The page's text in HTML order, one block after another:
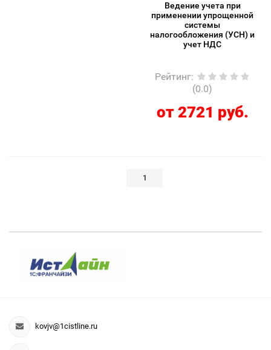
Ведение учета при
применении упрощенной
системы
налогообложения (УСН) и
учет НДС
Рейтинг:
(0.0)
от 2721 руб.
1
kovjv@1cistline.ru